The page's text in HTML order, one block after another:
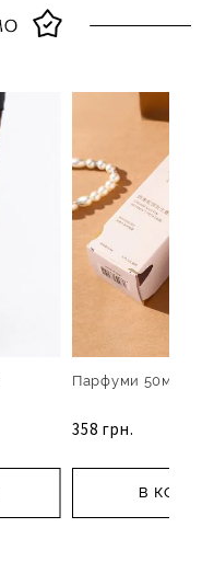
Парфуми 50мл
358 грн.
В